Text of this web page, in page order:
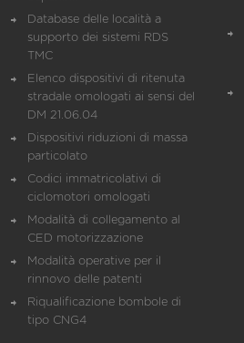
Database delle località a
supporto dei sistemi RDS
TMC
Elenco dispositivi di ritenuta
stradale omologati ai sensi del
DM 21.06.04
Dispositivi riduzioni di massa
particolato
Codici immatricolativi di
ciclomotori omologati
Modalità di collegamento al
CED motorizzazione
Modalità operative per il
rinnovo delle patenti
Riqualificazione bombole di
tipo CNG4